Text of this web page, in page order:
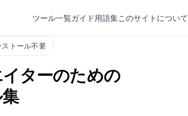
ツール一覧ガイド用語集このサイトについて
トール不要
ターのための